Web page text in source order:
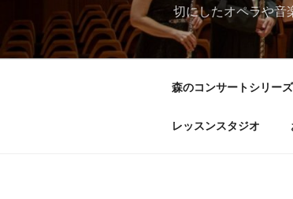
切にしたオペラや音
森のコンサートシリー
レッスンスタジオ